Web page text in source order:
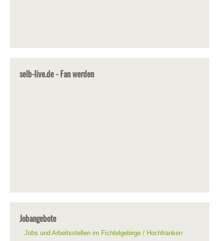
selb-live.de - Fan werden
Jobangebote
Jobs und Arbeitsstellen im Fichtelgebirge / Hochfranken